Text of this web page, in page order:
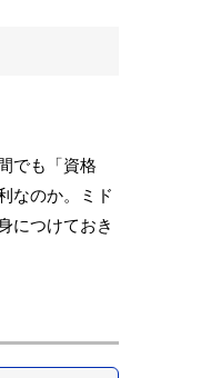
でも「資格
なのか。ミド
につけておき